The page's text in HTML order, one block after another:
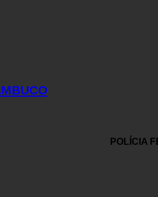
POLÍCIA